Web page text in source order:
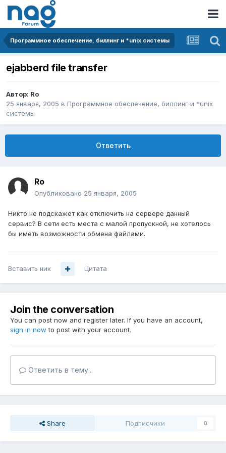
Программное обеспечение, биллинг и *unix системы
ejabberd file transfer
Автор: Ro
25 января, 2005 в Программное обеспечение, биллинг и *unix
системы
Ответить
Ro
Опубликовано 25 января, 2005
Никто не подскажет как отключить на сервере данный
сервис? В сети есть места с малой пропускной, не хотелось
бы иметь возможности обмена файлами.
Вставить ник Цитата
Join the conversation
You can post now and register later. If you have an account,
sign in now to post with your account.
Ответить в тему...
Share Подписчики 0